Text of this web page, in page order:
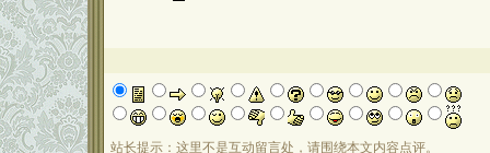
站长提示：这里不是互动留言处，请围绕本文内容点评。